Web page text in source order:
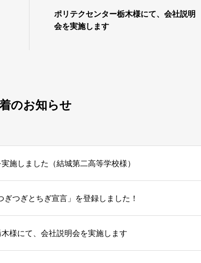
ポリテクセンター栃木様にて、会社説明
会を実施します
のお知らせ
施しました（結城第二高等学校様）
ぎつぎとちぎ宣言」を登録しました！
様にて、会社説明会を実施します